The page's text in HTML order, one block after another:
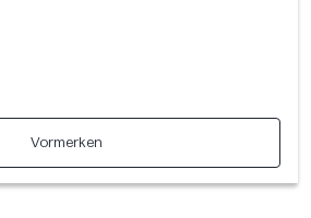
Vormerken